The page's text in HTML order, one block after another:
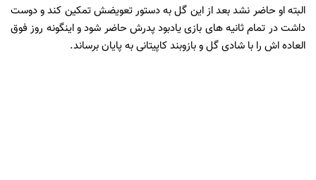
البته او حاضر نشد بعد از این گل به دستور تعویضش تمکین کند و دوست
داشت در تمام ثانیه های بازی یادبود پدرش حاضر شود و اینگونه روز فوق
العاده اش را با شادی گل و بازوبند کاپیتانی به پایان برساند.